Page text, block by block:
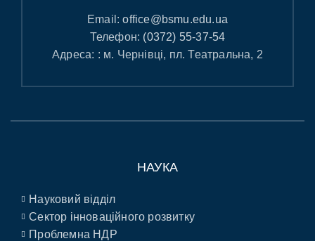
Email:office@bsmu.edu.ua
Телефон: (0372) 55-37-54
Адреса: : м. Чернівці, пл. Театральна, 2
НАУКА
Науковий відділ
Сектор інноваційного розвитку
Проблемна НДР